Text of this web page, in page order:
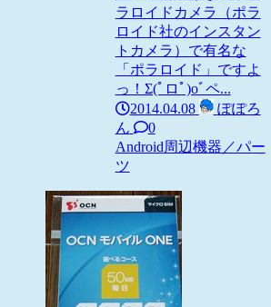
ラロイドカメラ（ポラ
ロイド社のインスタン
トカメラ）で有名な
「ポラロイド」ですよ
っ！Σ(ﾟロﾟ)oﾞペ...
2014.04.08
ぽぽろ
ん
0
Android周辺機器／パー
ツ